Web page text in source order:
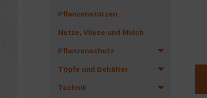
Pflanzenstützen
Netze, Vliese und Mulch
Pflanzenschutz
Töpfe und Behälter
Technik